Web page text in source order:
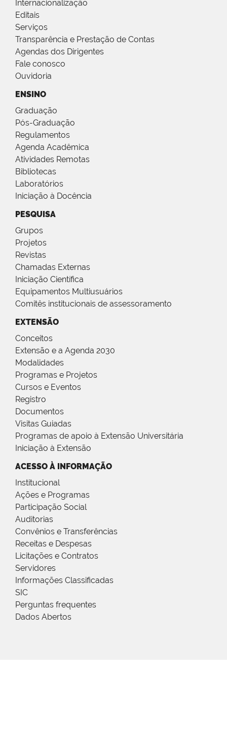
Internacionalização
Editais
Serviços
Transparência e Prestação de Contas
Agendas dos Dirigentes
Fale conosco
Ouvidoria
ENSINO
Graduação
Pós-Graduação
Regulamentos
Agenda Acadêmica
Atividades Remotas
Bibliotecas
Laboratórios
Iniciação à Docência
PESQUISA
Grupos
Projetos
Revistas
Chamadas Externas
Iniciação Científica
Equipamentos Multiusuários
Comitês institucionais de assessoramento
EXTENSÃO
Conceitos
Extensão e a Agenda 2030
Modalidades
Programas e Projetos
Cursos e Eventos
Registro
Documentos
Visitas Guiadas
Programas de apoio à Extensão Universitária
Iniciação à Extensão
ACESSO À INFORMAÇÃO
Institucional
Ações e Programas
Participação Social
Auditorias
Convênios e Transferências
Receitas e Despesas
Licitações e Contratos
Servidores
Informações Classificadas
SIC
Perguntas frequentes
Dados Abertos